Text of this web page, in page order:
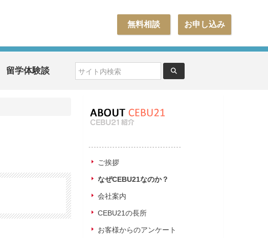
お申し込み
無料相談
留学体験談
ご挨拶
なぜCEBU21なのか？
会社案内
CEBU21の長所
お客様からのアンケート